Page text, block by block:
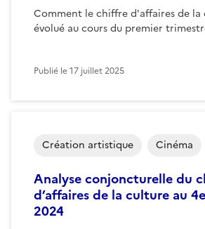
Comment le chiffre d'affaires de la
évolué au cours du premier
Publié le17 juillet 2025
Analyse conjoncturelle du
d’affaires de la culture au
2024
Création artistique Cinéma